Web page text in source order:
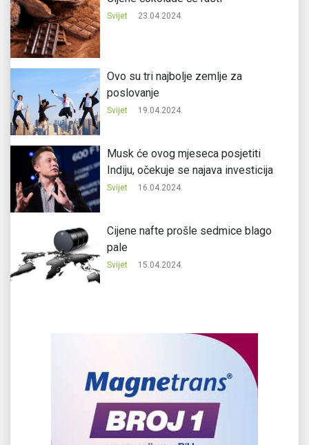
Svijet 23.04.2024.
Ovo su tri najbolje zemlje za
poslovanje
Svijet 19.04.2024.
Musk će ovog mjeseca posjetiti
Indiju, očekuje se najava investicija
Svijet 16.04.2024.
Cijene nafte prošle sedmice blago
pale
Svijet 15.04.2024.